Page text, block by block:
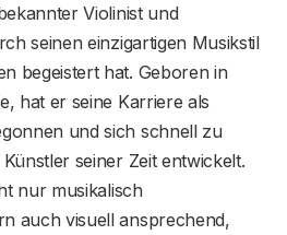
Violinist und
seinen einzigartigen Musikstil
begeistert hat. Geboren in
hat er seine Karriere als
und sich schnell zu
seiner Zeit entwickelt.
nur musikalisch
auch visuell ansprechend,